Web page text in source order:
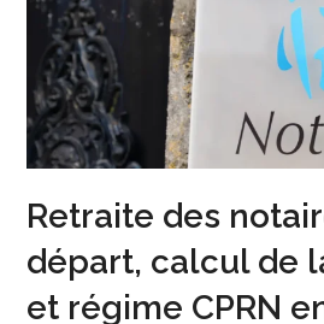
Retraite des
départ, calcul de
et régime CPRN